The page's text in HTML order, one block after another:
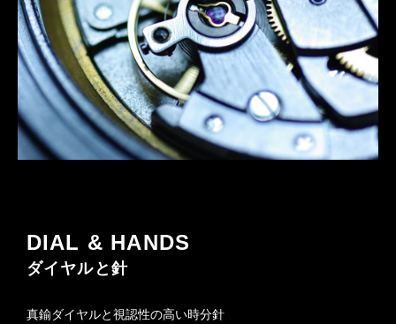
DIAL & HANDS
ダイヤルと針
真鍮ダイヤルと視認性の高い時分針